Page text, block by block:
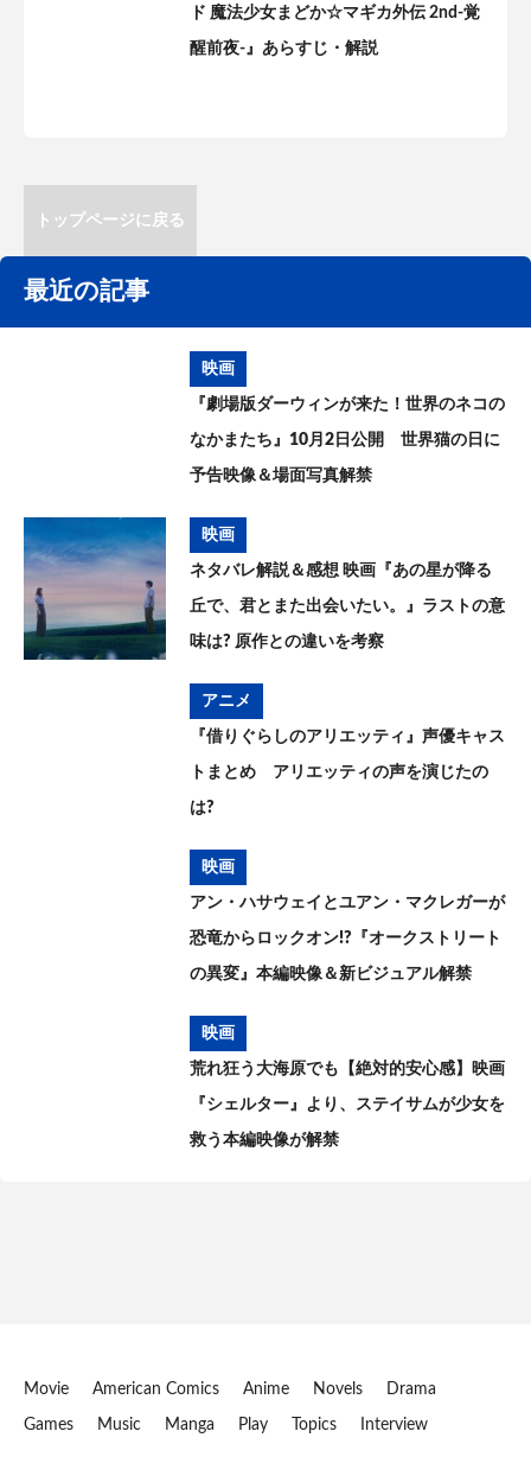
ド 魔法少女まどか☆マギカ外伝 2nd-覚
醒前夜-』あらすじ・解説
トップページに戻る
最近の記事
映画
『劇場版ダーウィンが来た！世界のネコの
なかまたち』10月2日公開 世界猫の日に
予告映像＆場面写真解禁
映画
ネタバレ解説＆感想 映画『あの星が降る
丘で、君とまた出会いたい。』ラストの意
味は? 原作との違いを考察
アニメ
『借りぐらしのアリエッティ』声優キャス
トまとめ アリエッティの声を演じたの
は?
映画
アン・ハサウェイとユアン・マクレガーが
恐竜からロックオン!?『オークストリート
の異変』本編映像＆新ビジュアル解禁
映画
荒れ狂う大海原でも【絶対的安心感】映画
『シェルター』より、ステイサムが少女を
救う本編映像が解禁
Movie American Comics Anime Novels Drama
Games Music Manga Play Topics Interview